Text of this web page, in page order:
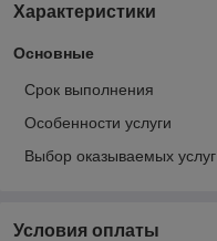
Характеристики
Основные
Срок выполнения
Особенности услуги
Выбор оказываемых услуг
Условия оплаты